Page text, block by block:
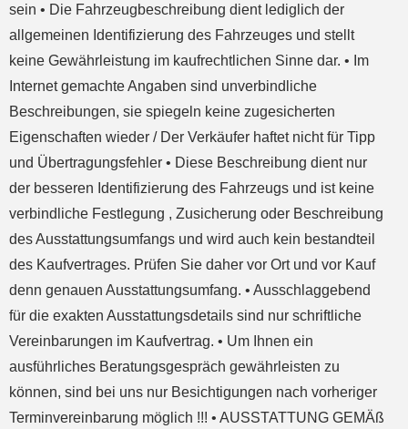
sein • Die Fahrzeugbeschreibung dient lediglich der
allgemeinen Identifizierung des Fahrzeuges und stellt
keine Gewährleistung im kaufrechtlichen Sinne dar. • Im
Internet gemachte Angaben sind unverbindliche
Beschreibungen, sie spiegeln keine zugesicherten
Eigenschaften wieder / Der Verkäufer haftet nicht für Tipp
und Übertragungsfehler • Diese Beschreibung dient nur
der besseren Identifizierung des Fahrzeugs und ist keine
verbindliche Festlegung , Zusicherung oder Beschreibung
des Ausstattungsumfangs und wird auch kein bestandteil
des Kaufvertrages. Prüfen Sie daher vor Ort und vor Kauf
denn genauen Ausstattungsumfang. • Ausschlaggebend
für die exakten Ausstattungsdetails sind nur schriftliche
Vereinbarungen im Kaufvertrag. • Um Ihnen ein
ausführliches Beratungsgespräch gewährleisten zu
können, sind bei uns nur Besichtigungen nach vorheriger
Terminvereinbarung möglich !!! • AUSSTATTUNG GEMÄß